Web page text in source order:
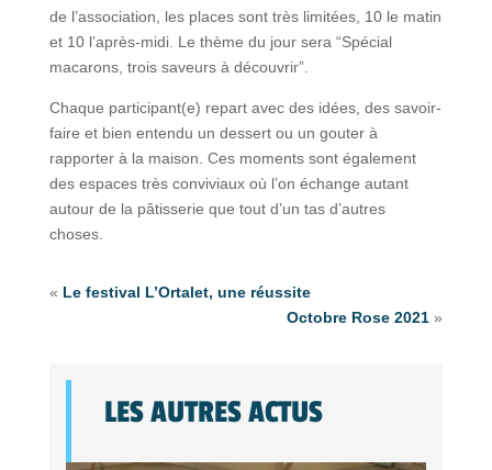
de l’association, les places sont très limitées, 10 le matin
et 10 l’après-midi. Le thème du jour sera “Spécial
macarons, trois saveurs à découvrir”.
Chaque participant(e) repart avec des idées, des savoir-
faire et bien entendu un dessert ou un gouter à
rapporter à la maison. Ces moments sont également
des espaces très conviviaux où l’on échange autant
autour de la pâtisserie que tout d’un tas d’autres
choses.
« Le festival L’Ortalet, une réussite
Octobre Rose 2021 »
LES AUTRES ACTUS